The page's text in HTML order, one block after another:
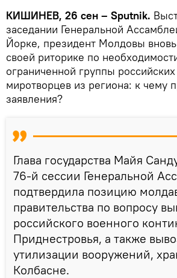
КИШИНЕВ, 26 сен – Sputnik.
заседании Генеральной
Йорке, президент Молдовы вновь
своей риторике по
ограниченной группы
миротворцев из региона: к чему
заявления?
Глава государства Майя
76-й сессии Генеральной
подтвердила позицию
правительства по вопросу
российского военного
Приднестровья, а также
утилизации вооружений,
Колбасне.